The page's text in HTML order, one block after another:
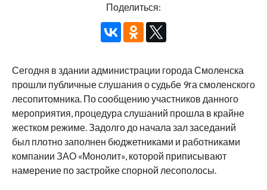
Поделиться:
Сегодня в здании администрации города Смоленска
прошли публичные слушания о судьбе 9га смоленского
лесопитомника. По сообщению участников данного
мероприятия, процедура слушаний прошла в крайне
жестком режиме. Задолго до начала зал заседаний
был плотно заполнен бюджетниками и работниками
компании ЗАО «Монолит», которой приписывают
намерение по застройке спорной лесополосы.